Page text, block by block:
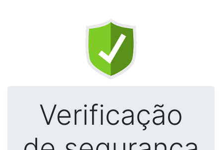
Verificação